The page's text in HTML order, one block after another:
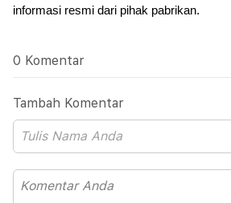
informasi resmi dari pihak pabrikan.
0 Komentar
Tambah Komentar